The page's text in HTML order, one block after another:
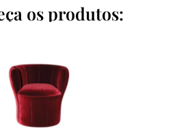
os produtos: